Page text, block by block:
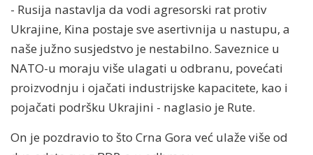
- Rusija nastavlja da vodi agresorski rat protiv
Ukrajine, Kina postaje sve asertivnija u nastupu, a
naše južno susjedstvo je nestabilno. Saveznice u
NATO-u moraju više ulagati u odbranu, povećati
proizvodnju i ojačati industrijske kapacitete, kao i
pojačati podršku Ukrajini - naglasio je Rute.
On je pozdravio to što Crna Gora već ulaže više od